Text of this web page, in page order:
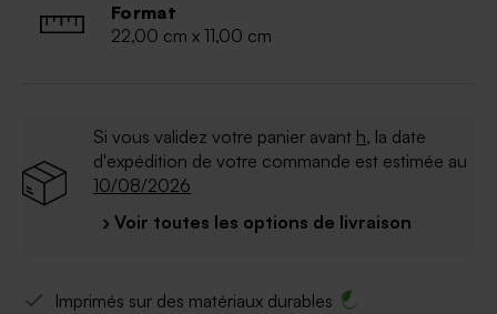
Format
22,00 cm x 11,00 cm
Si vous validez votre panier avant h, la date
d'expédition de votre commande est estimée au
10/08/2026
› Voir toutes les options de livraison
Imprimés sur des matériaux durables